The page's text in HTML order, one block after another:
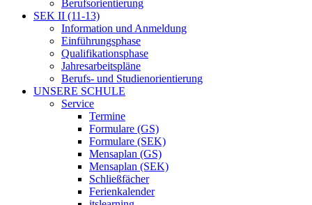
Berufsorientierung
SEK II (11-13)
Information und Anmeldung
Einführungsphase
Qualifikationsphase
Jahresarbeitspläne
Berufs- und Studienorientierung
UNSERE SCHULE
Service
Termine
Formulare (GS)
Formulare (SEK)
Mensaplan (GS)
Mensaplan (SEK)
Schließfächer
Ferienkalender